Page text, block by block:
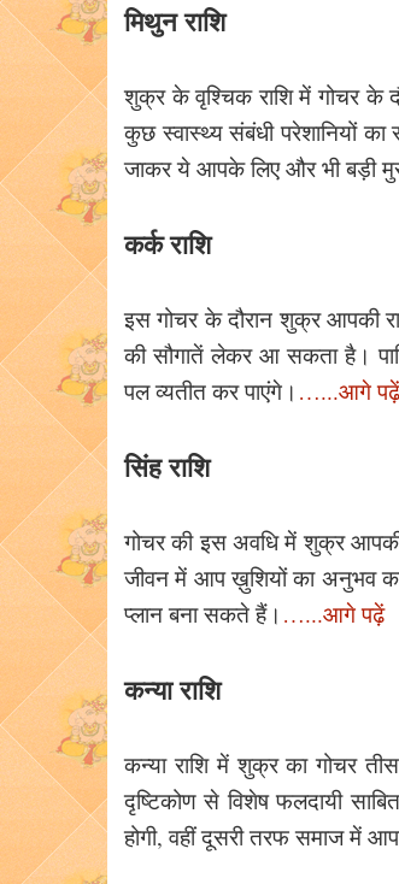
मिथुन राशि
शुक्र के वृश्चिक राशि में गोचर के
कुछ स्वास्थ्य संबंधी परेशानियों
जाकर ये आपके लिए और भी बड़ी
कर्क राशि
इस गोचर के दौरान शुक्र आपकी
की सौगातें लेकर आ सकता है।
पल व्यतीत कर पाएंगे। …...आगे पढ़ें
सिंह राशि
गोचर की इस अवधि में शुक्र आपकी
जीवन में आप ख़ुशियों का अनुभव
प्लान बना सकते हैं। …...आगे पढ़ें
कन्या राशि
कन्या राशि में शुक्र का गोचर
दृष्टिकोण से विशेष फलदायी
होगी, वहीं दूसरी तरफ समाज में आपके